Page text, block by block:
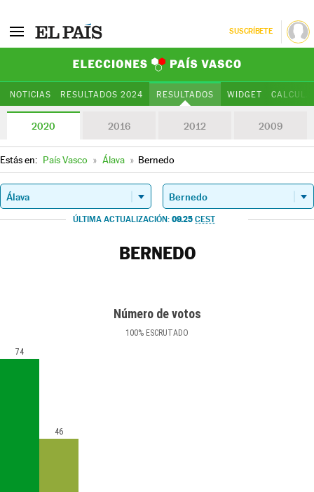
SUSCRÍBETE
NOTICIAS RESULTADOS 2024 RESULTADOS WIDGET
2020 2016 2012 2009
Estás en: País Vasco » Álava » Bernedo
ÚLTIMA ACTUALIZACIÓN: 09.25 CEST
BERNEDO
Número de votos
100% ESCRUTADO
74
46